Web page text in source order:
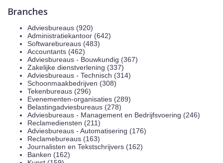
Branches
Adviesbureaus (920)
Administratiekantoor (642)
Softwarebureaus (483)
Accountants (462)
Adviesbureaus - Bouwkundig (367)
Zakelijke dienstverlening (337)
Adviesbureaus - Technisch (314)
Schoonmaakbedrijven (308)
Tekenbureaus (296)
Evenementen-organisaties (289)
Belastingadviesbureaus (278)
Adviesbureaus - Management en Bedrijfsvoering (246)
Reclamediensten (211)
Adviesbureaus - Automatisering (176)
Reclamebureaus (163)
Journalisten en Tekstschrijvers (162)
Banken (162)